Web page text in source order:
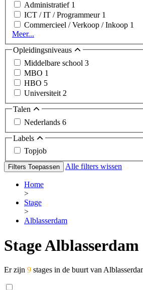
Administratief 1
ICT / IT / Programmeur 1
Commercieel / Verkoop / Inkoop 1
Meer...
Opleidingsniveaus
Middelbare school 3
MBO 1
HBO 5
Universiteit 2
Talen
Nederlands 6
Labels
Topjob
Filters Toepassen Alle filters wissen
Home
>
Stage
>
Alblasserdam
Stage Alblasserdam
Er zijn 9 stages in de buurt van